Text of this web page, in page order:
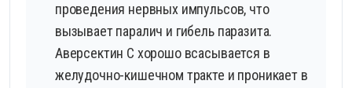
проведения нервных импульсов, что
вызывает паралич и гибель паразита.
Аверсектин С хорошо всасывается в
желудочно-кишечном тракте и проникает в